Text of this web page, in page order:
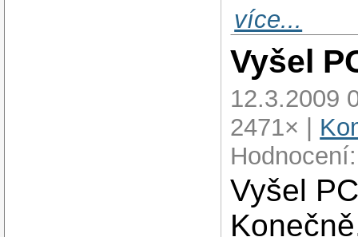
více...
Vyšel
12.3.2009
2471× |
Vyšel